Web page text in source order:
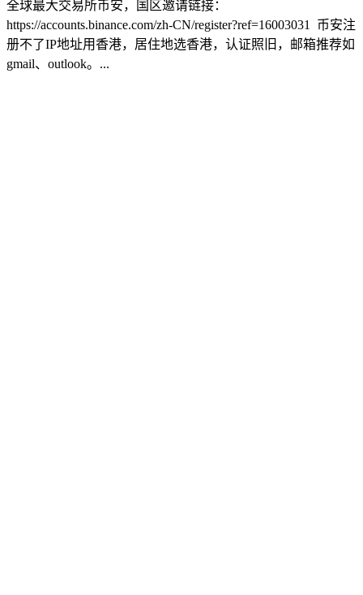
全球最大交易所币安，国区邀请链接：
https://accounts.binance.com/zh-CN/register?ref=16003031 币安注
册不了IP地址用香港，居住地选香港，认证照旧，邮箱推荐如
gmail、outlook。...